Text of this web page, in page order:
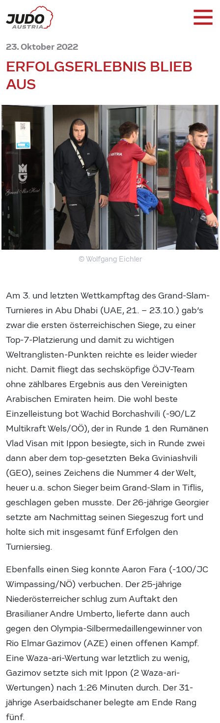
23. Oktober 2022
ERFOLGSERLEBNIS BLIEB
AUS
© Wolfgang Eichler
Am 3. und letzten Wettkampftag des Grand-Slam-
Turnieres in Abu Dhabi (UAE, 21. – 23.10.) gab’s
zwar die ersten österreichischen Siege, zu einer
Top-7-Platzierung und damit zu wichtigen
Weltranglisten-Punkten reichte es leider wieder
nicht. Damit fliegt das sechsköpfige ÖJV-Team
ohne zählbares Ergebnis aus den Vereinigten
Arabischen Emiraten heim. Die wohl beste
Einzelleistung bot Wachid Borchashvili (-90/LZ
Multikraft Wels/OÖ), der in Runde 1 den Rumänen
Vlad Visan mit Ippon besiegte, sich in Runde zwei
dann aber dem top-gesetzten Beka Gviniashvili
(GEO), seines Zeichens die Nummer 4 der Welt,
heuer u.a. schon Sieger beim Grand-Slam in Tiflis,
geschlagen geben musste. Der 26-jährige Georgier
setzte am Nachmittag seinen Siegeszug fort und
holte sich mit insgesamt fünf Erfolgen den
Turniersieg.
Ebenfalls einen Sieg konnte Aaron Fara (-100/JC
Wimpassing/NÖ) verbuchen. Der 25-jährige
Niederösterreicher schlug zum Auftakt den
Brasilianer Andre Umberto, lieferte dann auch
gegen den Olympia-Silbermedaillengewinner von
Rio Elmar Gazimov (AZE) einen offenen Kampf.
Eine Waza-ari-Wertung war letztlich zu wenig,
Gazimov setzte sich mit Ippon (2 Waza-ari-
Wertungen) nach 1:26 Minuten durch. Der 31-
jährige Aserbaidschaner belegte am Ende Rang
fünf.